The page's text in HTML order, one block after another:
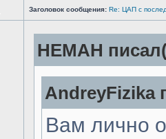
Заголовок сообщения: Re: ЦАП с
HEMAH
AndreyFizika
Вам лично